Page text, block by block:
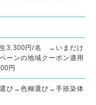
3,300円/名 →いまだけ
ーンの地域クーポン適用
円
び→色糊選び→手捺染体